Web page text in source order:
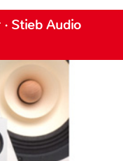
Stieb Audio